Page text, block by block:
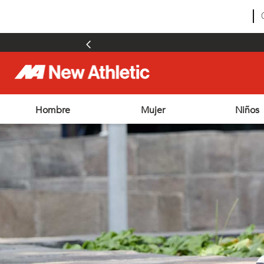
Hombre Mujer Niños
zapatillas hombre
zapatillas mujer
3.
zapatillas futbol
6.
outdoor
7.
adt